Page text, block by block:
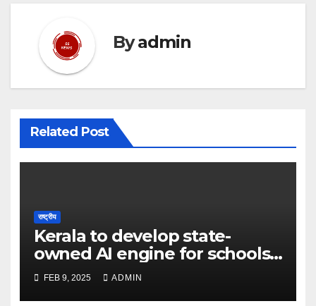
Byadmin
Related Post
राष्ट्रीय
Kerala to develop state-
owned AI engine for schools
in 2025 – The Times of India
FEB 9, 2025 ADMIN